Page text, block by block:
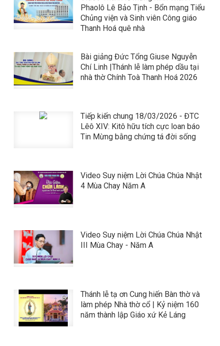
Phaolô Lê Bảo Tịnh - Bổn mạng Tiểu
Chủng viện và Sinh viên Công giáo
Thanh Hoá quê nhà
Bài giảng Đức Tổng Giuse Nguyễn
Chí Linh |Thánh lễ làm phép dầu tại
nhà thờ Chính Toà Thanh Hoá 2026
Tiếp kiến chung 18/03/2026 - ĐTC
Lêô XIV: Kitô hữu tích cực loan báo
Tin Mừng bằng chứng tá đời sống
Video Suy niệm Lời Chúa Chúa Nhật
4 Mùa Chay Năm A
Video Suy niệm Lời Chúa Chúa Nhật
III Mùa Chay - Năm A
Thánh lễ tạ ơn Cung hiến Bàn thờ và
làm phép Nhà thờ cổ | Kỷ niệm 160
năm thành lập Giáo xứ Kẻ Láng